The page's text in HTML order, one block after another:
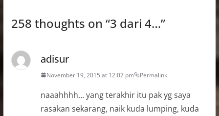
258 thoughts on “3 dari 4…”
adisur
November 19, 2015 at 12:07 pm Permalink
naaahhhh… yang terakhir itu pak yg saya
rasakan sekarang, naik kuda lumping, kuda